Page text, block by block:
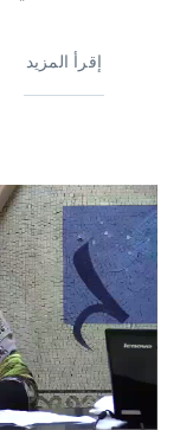
إقرأ المزيد